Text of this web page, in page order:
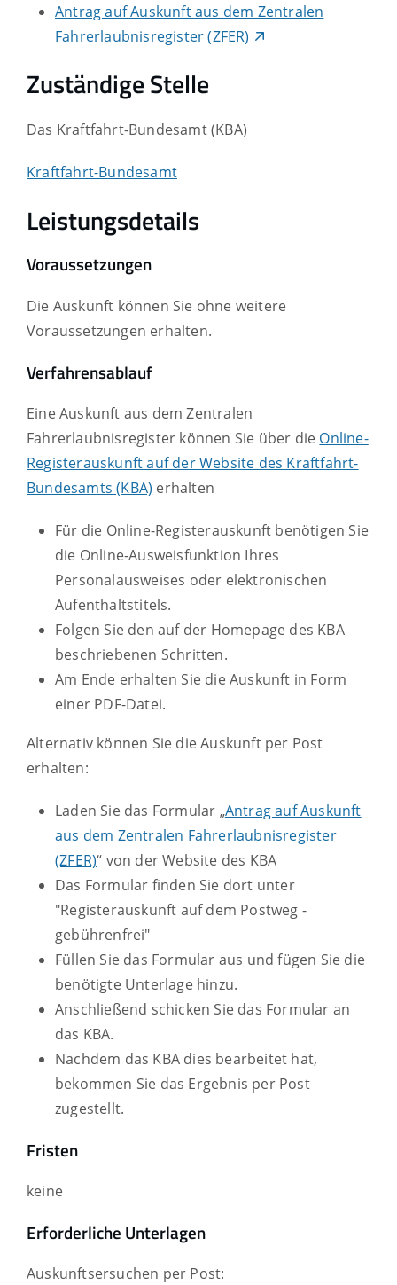
Antrag auf Auskunft aus dem Zentralen
Fahrerlaubnisregister (ZFER)
Zuständige Stelle
Das Kraftfahrt-Bundesamt (KBA)
Kraftfahrt-Bundesamt
Leistungsdetails
Voraussetzungen
Die Auskunft können Sie ohne weitere
Voraussetzungen erhalten.
Verfahrensablauf
Eine Auskunft aus dem Zentralen
Fahrerlaubnisregister können Sie über die Online-
Registerauskunft auf der Website des Kraftfahrt-
Bundesamts (KBA) erhalten
Für die Online-Registerauskunft benötigen Sie
die Online-Ausweisfunktion Ihres
Personalausweises oder elektronischen
Aufenthaltstitels.
Folgen Sie den auf der Homepage des KBA
beschriebenen Schritten.
Am Ende erhalten Sie die Auskunft in Form
einer PDF-Datei.
Alternativ können Sie die Auskunft per Post
erhalten:
Laden Sie das Formular „Antrag auf Auskunft
aus dem Zentralen Fahrerlaubnisregister
(ZFER)“ von der Website des KBA
Das Formular finden Sie dort unter
"Registerauskunft auf dem Postweg -
gebührenfrei"
Füllen Sie das Formular aus und fügen Sie die
benötigte Unterlage hinzu.
Anschließend schicken Sie das Formular an
das KBA.
Nachdem das KBA dies bearbeitet hat,
bekommen Sie das Ergebnis per Post
zugestellt.
Fristen
keine
Erforderliche Unterlagen
Auskunftsersuchen per Post: